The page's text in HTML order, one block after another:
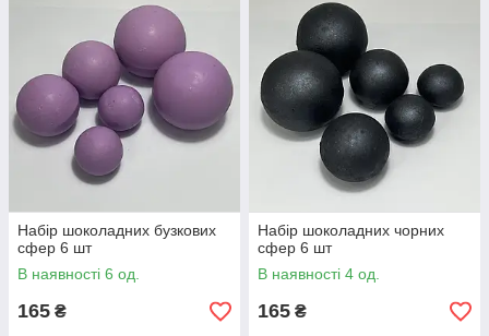
Набір шоколадних бузкових
сфер 6 шт
В наявності 6 од.
165 ₴
Набір шоколадних чорних
сфер 6 шт
В наявності 4 од.
165 ₴